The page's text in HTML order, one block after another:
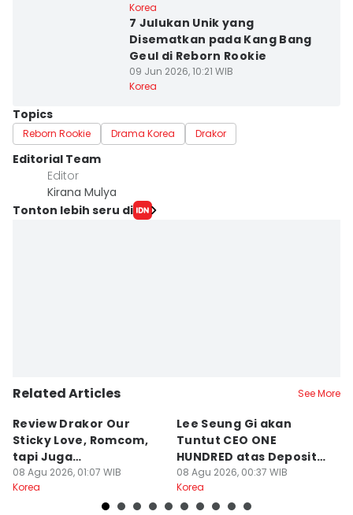
Korea
7 Julukan Unik yang
Disematkan pada Kang Bang
Geul di Reborn Rookie
09 Jun 2026, 10:21 WIB
Korea
Topics
Reborn Rookie Drama Korea Drakor
Editorial Team
Editor
Kirana Mulya
Tonton lebih seru di
Related Articles See More
Review Drakor Our
Sticky Love, Romcom,
tapi Juga
Menegangkan!
08 Agu 2026, 01:07 WIB
Korea
Lee Seung Gi akan
Tuntut CEO ONE
HUNDRED atas Deposit
Rumah Rp132 M
08 Agu 2026, 00:37 WIB
Korea